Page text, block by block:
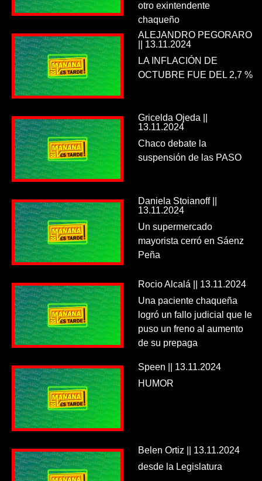
otro exintendente
chaqueño
ALEJANDRO PEGORARO
|| 13.11.2024
LA INFLACIÓN DE
OCTUBRE FUE DEL 2,7 %
Gricelda Ojeda ||
13.11.2024
Chaco debate la
suspensión de las PASO
Daniela Stoianoff ||
13.11.2024
Un supermercado
mayorista cerró en Sáenz
Peña
Rocio Alcalá || 13.11.2024
Una paciente chaqueña
logró un fallo judicial que le
puso un freno al aumento
de su prepaga
Speen || 13.11.2024
HUMOR
Belen Ortiz || 13.11.2024
desde la Legislatura